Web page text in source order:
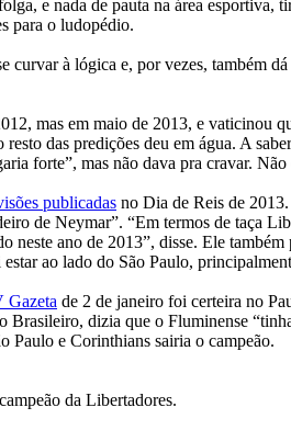
e nada de pauta na área esportiva,
para o ludopédio.
à lógica e, por vezes, também
mas em maio de 2013, e vaticinou
das predições deu em água. A
forte”, mas não dava pra cravar. Não
publicadas no Dia de Reis de
de Neymar”. “Em termos de taça
neste ano de 2013”, disse. Ele
ao lado do São Paulo,
Gazeta de 2 de janeiro foi certeira no
dizia que o Fluminense
Paulo e Corinthians sairia o campeão.
da Libertadores.